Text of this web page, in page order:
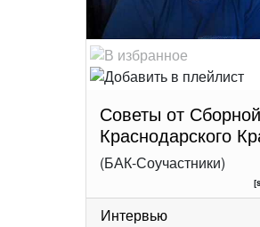
Советы от Сборной
Краснодарского
(БАК-Соучастники)
Интервью